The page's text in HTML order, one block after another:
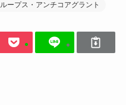
ループス・アンチコアグラント